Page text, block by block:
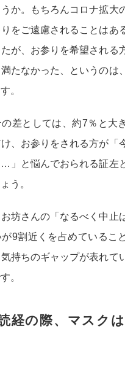
か。もちろんコロナ拡大
をご遠慮されることはあ
が、お参りを希望される
たなかった、というのは
。
差としては、約7％と大
、お参りをされる方が「
」と悩んでおられる証左
う。
坊さんの「なるべく中止
9割近くを占めているこ
持ちのギャップが表れて
。
経の際、マスク